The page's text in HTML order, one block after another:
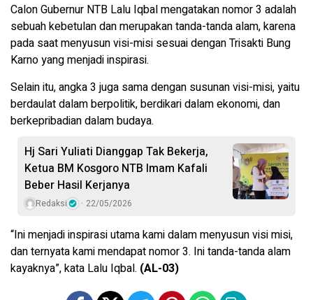
Calon Gubernur NTB Lalu Iqbal mengatakan nomor 3 adalah
sebuah kebetulan dan merupakan tanda-tanda alam, karena
pada saat menyusun visi-misi sesuai dengan Trisakti Bung
Karno yang menjadi inspirasi.
Selain itu, angka 3 juga sama dengan susunan visi-misi, yaitu
berdaulat dalam berpolitik, berdikari dalam ekonomi, dan
berkepribadian dalam budaya.
Hj Sari Yuliati Dianggap Tak Bekerja,
Ketua BM Kosgoro NTB Imam Kafali
Beber Hasil Kerjanya
Redaksi 22/05/2026
“Ini menjadi inspirasi utama kami dalam menyusun visi misi,
dan ternyata kami mendapat nomor 3. Ini tanda-tanda alam
kayaknya”, kata Lalu Iqbal. (AL-03)